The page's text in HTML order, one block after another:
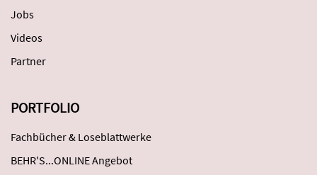
Jobs
Videos
Partner
PORTFOLIO
Fachbücher & Loseblattwerke
BEHR'S...ONLINE Angebot